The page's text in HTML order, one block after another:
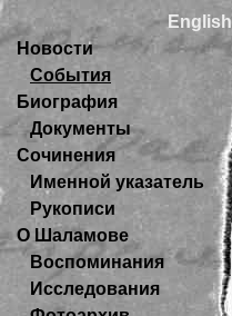
English
Новости
События
Биография
Документы
Сочинения
Именной указатель
Рукописи
О Шаламове
Воспоминания
Исследования